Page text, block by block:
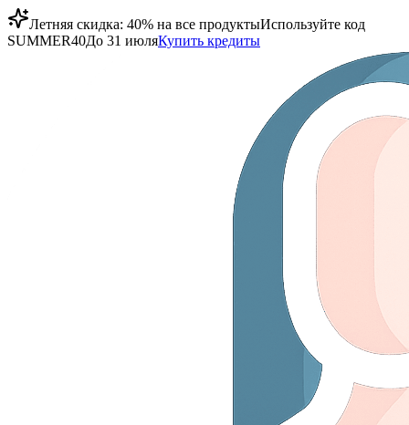
Летняя скидка: 40% на все продуктыИспользуйте код
SUMMER40До 31 июляКупить кредиты